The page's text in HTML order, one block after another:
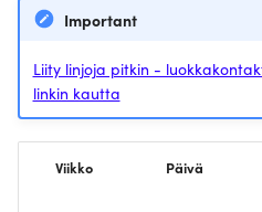
Laitteet ja kaapelointi
Silmukan havaitseminen,
osa 1 - Ethernet, Spanning-
Tree
Silmukan havaitseminen,
staattinen reititys
Fyysinen osuus
Konfiguroi STP
Important
Liity linjoja pitkin -
linkin kautta
Viikko Päivä